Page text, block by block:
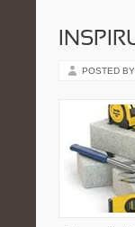
POSTED